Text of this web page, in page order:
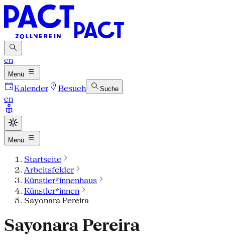
en
Menü
Kalender Besuch Suche
en
Menü
Startseite
Arbeitsfelder
Künstler*innenhaus
Künstler*innen
Sayonara Pereira
Sayonara Pereira